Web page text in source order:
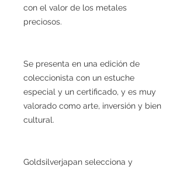
con el valor de los metales
preciosos.
Se presenta en una edición de
coleccionista con un estuche
especial y un certificado, y es muy
valorado como arte, inversión y bien
cultural.
Goldsilverjapan selecciona y